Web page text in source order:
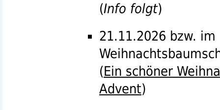
(Info folgt)
21.11.2026 bzw. im
(Ein schöner
Advent)